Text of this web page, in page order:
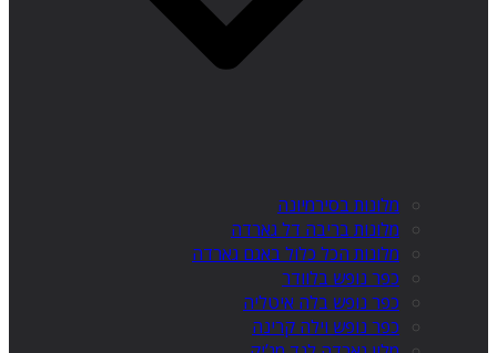
מלונות בסירמיונה
מלונות בריבה דל גארדה
מלונות הכל כלול באגם גארדה
כפר נופש בלוודר
כפר נופש בלה איטליה
כפר נופש וילה קרינה